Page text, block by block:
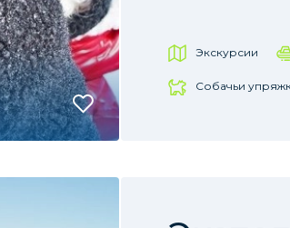
Экскурсии
Собачьи